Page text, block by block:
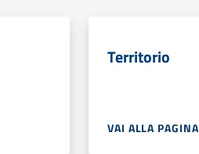
Territorio
VAI ALLA PAGINA